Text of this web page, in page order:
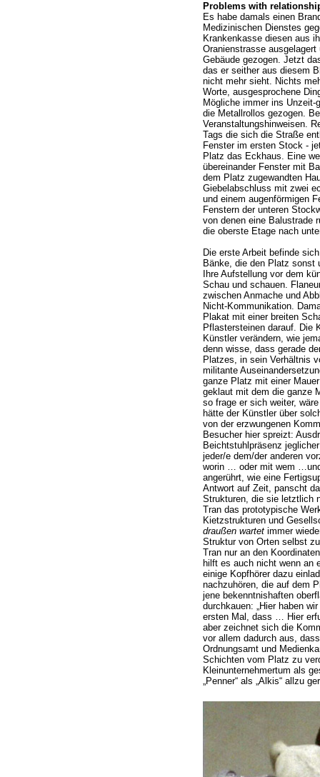
Problems with
Es habe damals einen
Medizinischen Dienstes
Krankenkasse diesen aus
Oranienstrasse
Gebäude gezogen. Jetzt
das er seither aus diesem
nicht mehr sieht. Nichts
Worte, ausgesprochene
Mögliche immer ins
die Metallrollos gezogen.
Veranstaltungshinweisen.
Tags die sich die Straße
Fenster im ersten Stock -
Platz das Eckhaus. Eine
übereinander Fenster mit
dem Platz zugewandten
Giebelabschluss mit zwei
und einem augenförmigen
Fenstern der unteren
von denen eine Balustrade
die oberste Etage nach
Die erste Arbeit befinde
Bänke, die den Platz sonst
Ihre Aufstellung vor dem
Schau und schauen.
zwischen Anmache und
Nicht-Kommunikation.
Plakat mit einer breiten
Pflastersteinen darauf. Die
Künstler verändern, wie
denn wisse, dass gerade
Platzes, in sein Verhältnis
militante
ganze Platz mit einer
geklaut mit dem die ganze
so frage er sich weiter,
hätte der Künstler über
von der erzwungenen
Besucher hier spreizt:
Beichtstuhlpräsenz
jeder/e dem/der anderen
worin … oder mit wem
angerührt, wie eine
Antwort auf Zeit, panscht
Strukturen, die sie letztlich
Tran das prototypische
Kietzstrukturen und
draußen wartetimmer
Struktur von Orten selbst
Tran nur an den
hilft es auch nicht wenn an
einige Kopfhörer dazu
nachzuhören, die auf dem
jene bekenntnishaften
durchkauen: „Hier haben
ersten Mal, dass … Hier
aber zeichnet sich die
vor allem dadurch aus,
Ordnungsamt und
Schichten vom Platz zu
Kleinunternehmertum als
„Penner“ als „Alkis“ allzu